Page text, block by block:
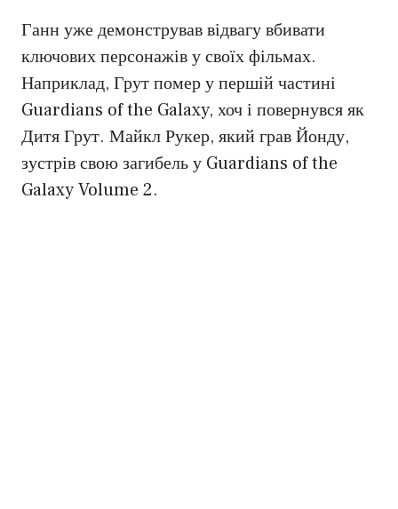
Ганн уже демонстрував відвагу вбивати
ключових персонажів у своїх фільмах.
Наприклад, Грут помер у першій частині
Guardians of the Galaxy, хоч і повернувся як
Дитя Грут. Майкл Рукер, який грав Йонду,
зустрів свою загибель у Guardians of the
Galaxy Volume 2.